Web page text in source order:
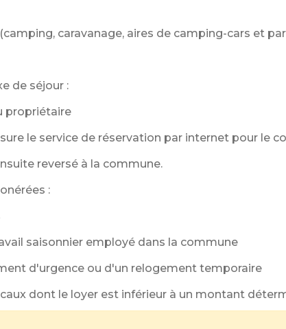
caravanage, aires de camping-cars et
de séjour :
propriétaire
le service de réservation par internet pour le
reversé à la commune.
:
saisonnier employé dans la commune
d'urgence ou d'un relogement temporaire
dont le loyer est inférieur à un montant